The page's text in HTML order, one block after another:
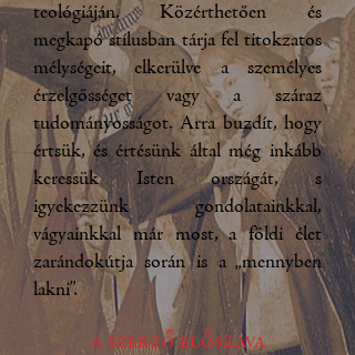
teológiáján. Közérthetően és
megkapó stílusban tárja fel titokzatos
mélységeit, elkerülve a személyes
érzelgősséget vagy a száraz
tudományosságot. Arra buzdít, hogy
értsük, és értésünk által még inkább
keressük Isten országát, s
igyekezzünk gondolatainkkal,
vágyainkkal már most, a földi élet
zarándokútja során is a „mennyben
lakni”.
A SZERZŐ ELŐSZAVA